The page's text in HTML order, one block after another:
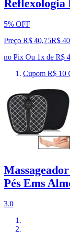
Reflexologia
5% OFF
Preço R$ 40,75R$ 40
no Pix Ou 1x de R$
Cupom R$ 10
Pés Ems
3.0